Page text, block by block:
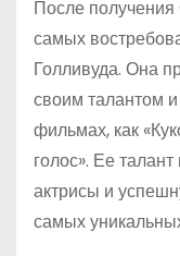
После получения
самых
Голливуда. Она
своим талантом
фильмах, как
голос». Ее
актрисы и
самых